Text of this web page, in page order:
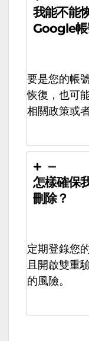
我能不能
Google帳
要是您的帳
恢復，也可
相關政策或
怎樣確保
刪除？
定期登錄您
且開啟雙重
的風險。